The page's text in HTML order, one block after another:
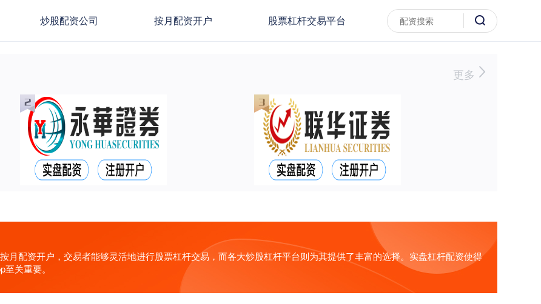
炒股配资公司 按月配资开户 股票杠杆交易平台
更多
月配资开户，交易者能够灵活地进行股票杠杆交易，而各大炒股杠杆平台则为其提供了丰富的选择。实盘杠杆配资使得
关重要。